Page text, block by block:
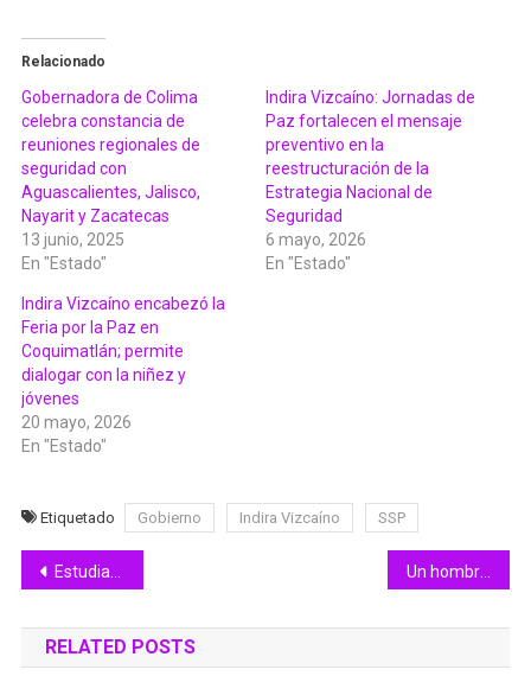
Relacionado
Gobernadora de Colima
celebra constancia de
reuniones regionales de
seguridad con
Aguascalientes, Jalisco,
Nayarit y Zacatecas
13 junio, 2025
En "Estado"
Indira Vizcaíno: Jornadas de
Paz fortalecen el mensaje
preventivo en la
reestructuración de la
Estrategia Nacional de
Seguridad
6 mayo, 2026
En "Estado"
Indira Vizcaíno encabezó la
Feria por la Paz en
Coquimatlán; permite
dialogar con la niñez y
jóvenes
20 mayo, 2026
En "Estado"
Etiquetado Gobierno Indira Vizcaíno SSP
Navegación
de
entradas
Estudiantes de tres secundarias de Manzanillo recibieron sus ColiBecas Computadoras Un hombre va a prisión por robar en una tienda de OXXO
RELATED POSTS